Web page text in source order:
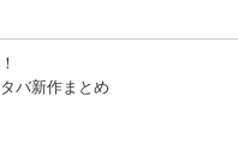
バ新作まとめ